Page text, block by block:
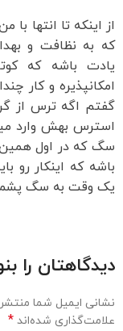
از اینکه تا انتها
که به نظافت و
یادت باشه که
امکانپذیره و کار
گفتم اگه ترس از
استرس بهش وارد
سگ که در اول
باشه که اینکار رو
یک وقت به سگ
دیدگاهتان را
نشانی ایمیل شما
علامت‌گذاری شده‌اند *